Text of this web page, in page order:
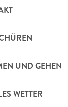
UND GEHEN
WETTER